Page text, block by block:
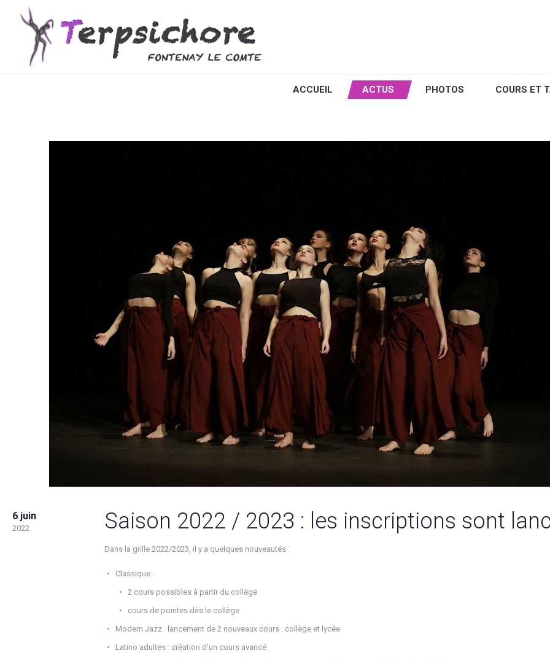
ACCUEIL ACTUS PHOTOS COURS ET
6 juin
2022 Saison 2022 / 2023 : les inscriptions sont
Dans la grille 2022/2023, il y a quelques nouveautés :
Classique :
2 cours possibles à partir du collège
cours de pointes dès le collège
Modern Jazz : lancement de 2 nouveaux cours : collège et lycée
Latino adultes : création d’un cours avancé